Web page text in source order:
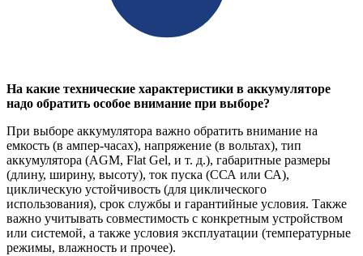
На какие технические характеристики в аккумуляторе
надо обратить особое внимание при выборе?
При выборе аккумулятора важно обратить внимание на
емкость (в ампер-часах), напряжение (в вольтах), тип
аккумулятора (AGM, Flat Gel, и т. д.), габаритные размеры
(длину, ширину, высоту), ток пуска (ССА или СА),
циклическую устойчивость (для циклического
использования), срок службы и гарантийные условия. Также
важно учитывать совместимость с конкретным устройством
или системой, а также условия эксплуатации (температурные
режимы, влажность и прочее).